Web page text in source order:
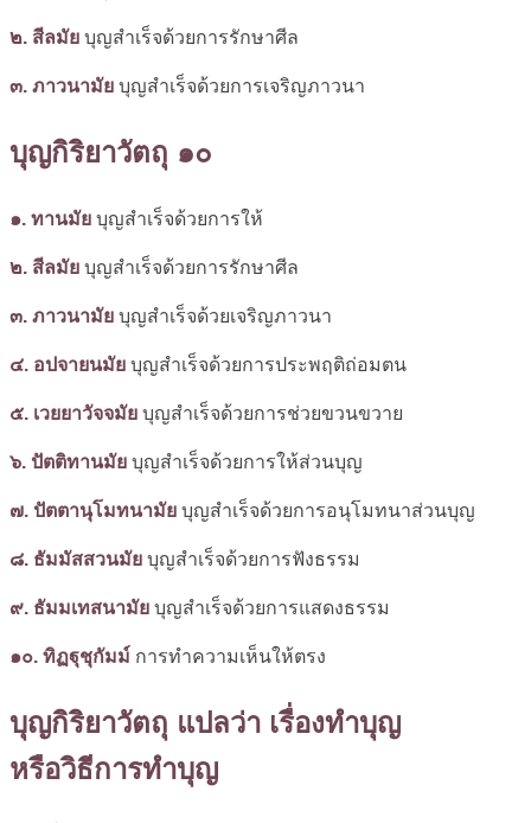
๒. สีลมัย บุญสำเร็จด้วยการรักษาศีล
๓. ภาวนามัย บุญสำเร็จด้วยการเจริญภาวนา
บุญกิริยาวัตถุ ๑๐
๑. ทานมัย บุญสำเร็จด้วยการให้
๒. สีลมัย บุญสำเร็จด้วยการรักษาศีล
๓. ภาวนามัย บุญสำเร็จด้วยเจริญภาวนา
๔. อปจายนมัย บุญสำเร็จด้วยการประพฤติถ่อมตน
๕. เวยยาวัจจมัย บุญสำเร็จด้วยการช่วยขวนขวาย
๖. ปัตติทานมัย บุญสำเร็จด้วยการให้ส่วนบุญ
๗. ปัตตานุโมทนามัย บุญสำเร็จด้วยการอนุโมทนาส่วนบุญ
๘. ธัมมัสสวนมัย บุญสำเร็จด้วยการฟังธรรม
๙. ธัมมเทสนามัย บุญสำเร็จด้วยการแสดงธรรม
๑๐. ทิฏฐุชุกัมม์ การทำความเห็นให้ตรง
บุญกิริยาวัตถุ แปลว่า เรื่องทำบุญ
หรือวิธีการทำบุญ